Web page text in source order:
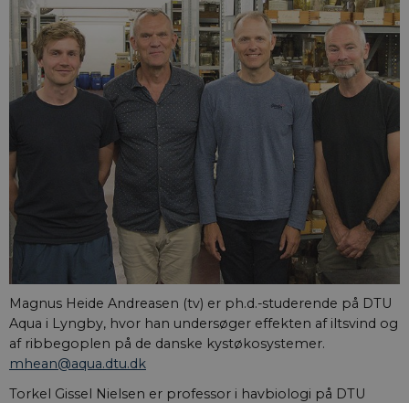
Magnus Heide Andreasen (tv) er ph.d.-studerende på DTU
Aqua i Lyngby, hvor han undersøger effekten af iltsvind og
af ribbegoplen på de danske kystøkosystemer.
mhean@aqua.dtu.dk
Torkel Gissel Nielsen er professor i havbiologi på DTU